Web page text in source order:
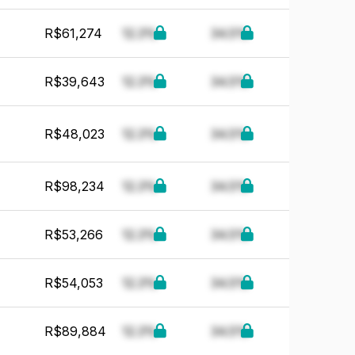
R$61,274 12.3% 34.5%
R$39,643 12.3% 34.5%
R$48,023 12.3% 34.5%
R$98,234 12.3% 34.5%
R$53,266 12.3% 34.5%
R$54,053 12.3% 34.5%
R$89,884 12.3% 34.5%